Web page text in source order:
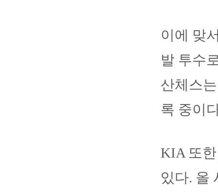
이에 맞
발 투수
산체스
록 중이
KIA 또
있다. 올